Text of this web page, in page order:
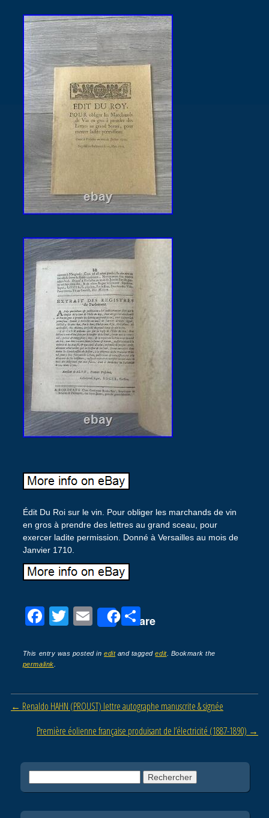
Édit Du Roi sur le vin. Pour obliger les marchands de vin
en gros à prendre des lettres au grand sceau, pour
exercer ladite permission. Donné à Versailles au mois de
Janvier 1710.
F
c
e
b
o
o
T
tt
E
ail
Share
P
ta
er
This entry was posted ineditand taggededit. Bookmark the
permalink
Post navigation
← Renaldo HAHN (PROUST) lettre autographe manuscrite & signée
Première éolienne française produisant de l’électricité (1887-1890) →